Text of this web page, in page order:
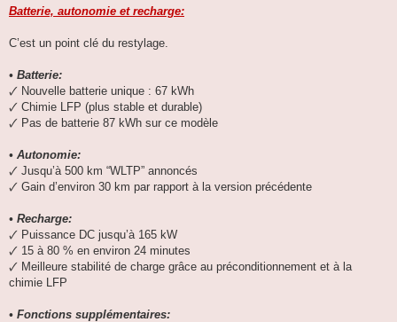
Batterie, autonomie et recharge:
C’est un point clé du restylage.
• Batterie:
🗸 Nouvelle batterie unique : 67 kWh
🗸 Chimie LFP (plus stable et durable)
🗸 Pas de batterie 87 kWh sur ce modèle
• Autonomie:
🗸 Jusqu’à 500 km “WLTP” annoncés
🗸 Gain d’environ 30 km par rapport à la version précédente
• Recharge:
🗸 Puissance DC jusqu’à 165 kW
🗸 15 à 80 % en environ 24 minutes
🗸 Meilleure stabilité de charge grâce au préconditionnement et à la
chimie LFP
• Fonctions supplémentaires: